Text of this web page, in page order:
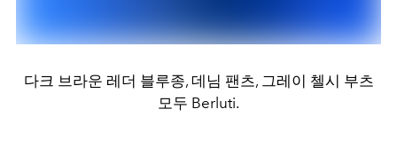
다크 브라운 레더 블루종, 데님 팬츠, 그레이 첼시 부츠
모두 Berluti.